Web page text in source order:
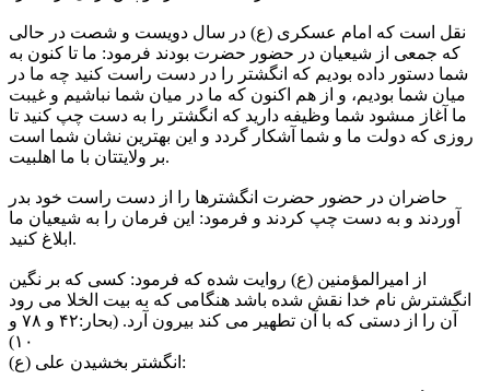
نقل است که امام عسکرى (ع) در سال دویست و شصت در حالى
که جمعى از شیعیان در حضور حضرت بودند فرمود: ما تا کنون به
شما دستور داده بودیم که انگشتر را در دست راست کنید چه ما در
میان شما بودیم، و از هم اکنون که ما در میان شما نباشیم و غیبت
ما آغاز مىشود شما وظیفه دارید که انگشتر را به دست چپ کنید تا
روزى که دولت ما و شما آشکار گردد و این بهترین نشان شما است
بر ولایتتان با ما اهلبیت.
حاضران در حضور حضرت انگشترها را از دست راست خود بدر
آوردند و به دست چپ کردند و فرمود: این فرمان را به شیعیان ما
ابلاغ کنید.
از امیرالمؤمنین (ع) روایت شده که فرمود: کسى که بر نگین
انگشترش نام خدا نقش شده باشد هنگامى که به بیت الخلا مى رود
آن را از دستى که با آن تطهیر مى کند بیرون آرد. (بحار:۴۲ و ۷۸ و
۱۰)
انگشتر بخشیدن على (ع):